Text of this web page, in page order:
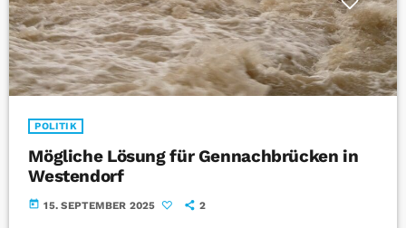
POLITIK
Mögliche Lösung für Gennachbrücken in
Westendorf
today 15. SEPTEMBER 2025 2